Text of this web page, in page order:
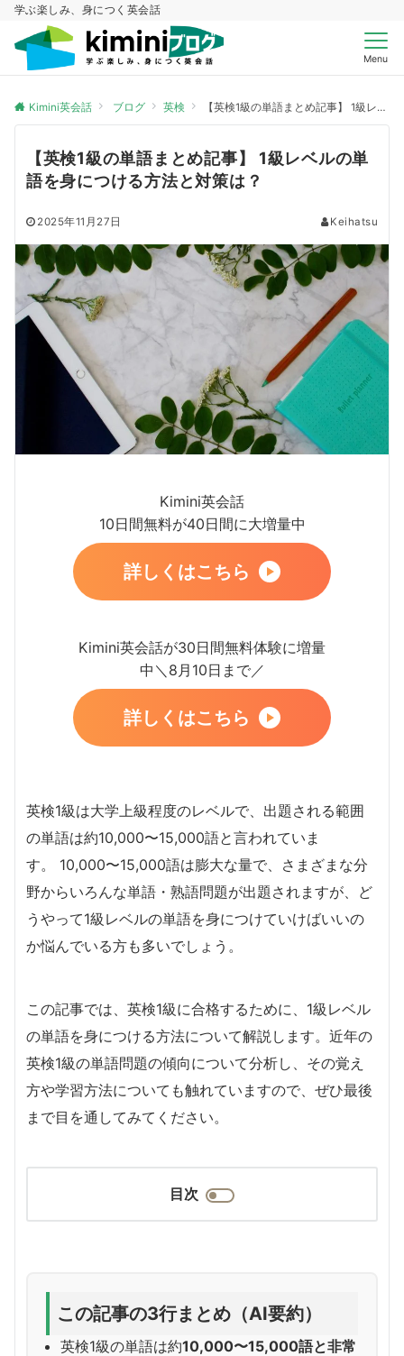
学ぶ楽しみ、身につく英会話
Menu
Kimini英会話 ブログ 英検 【英検1級の単語まとめ記事】 1級レベルの単語を身につける方法と対策は？
【英検1級の単語まとめ記事】 1級レベルの単
語を身につける方法と対策は？
2025年11月27日 Keihatsu
Kimini英会話
10日間無料が40日間に大増量中
詳しくはこちら
Kimini英会話が30日間無料体験に増量
中＼8月10日まで／
詳しくはこちら
英検1級は大学上級程度のレベルで、出題される範囲
の単語は約10,000〜15,000語と言われていま
す。 10,000〜15,000語は膨大な量で、さまざまな分
野からいろんな単語・熟語問題が出題されますが、ど
うやって1級レベルの単語を身につけていけばいいの
か悩んでいる方も多いでしょう。
この記事では、英検1級に合格するために、1級レベル
の単語を身につける方法について解説します。近年の
英検1級の単語問題の傾向について分析し、その覚え
方や学習方法についても触れていますので、ぜひ最後
まで目を通してみてください。
目次
この記事の3行まとめ（AI要約）
英検1級の単語は約10,000〜15,000語と非常